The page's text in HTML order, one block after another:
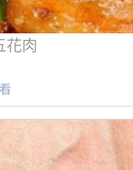
花肉